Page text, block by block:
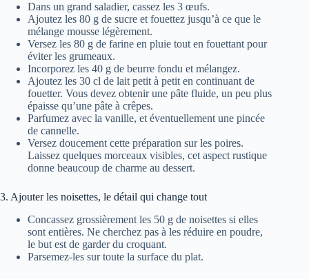
Dans un grand saladier, cassez les 3 œufs.
Ajoutez les 80 g de sucre et fouettez jusqu’à ce que le
mélange mousse légèrement.
Versez les 80 g de farine en pluie tout en fouettant pour
éviter les grumeaux.
Incorporez les 40 g de beurre fondu et mélangez.
Ajoutez les 30 cl de lait petit à petit en continuant de
fouetter. Vous devez obtenir une pâte fluide, un peu plus
épaisse qu’une pâte à crêpes.
Parfumez avec la vanille, et éventuellement une pincée
de cannelle.
Versez doucement cette préparation sur les poires.
Laissez quelques morceaux visibles, cet aspect rustique
donne beaucoup de charme au dessert.
3. Ajouter les noisettes, le détail qui change tout
Concassez grossièrement les 50 g de noisettes si elles
sont entières. Ne cherchez pas à les réduire en poudre,
le but est de garder du croquant.
Parsemez-les sur toute la surface du plat.